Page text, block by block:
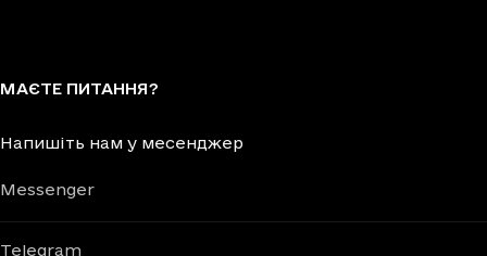
МАЄТЕ ПИТАННЯ?
Напишіть нам у месенджер
Messenger
Telegram